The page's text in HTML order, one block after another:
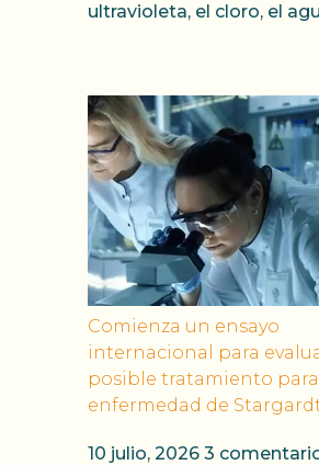
ultravioleta, el cloro, el
Comienza un ensayo
internacional para
posible tratamiento
enfermedad de
10 julio, 2026 3